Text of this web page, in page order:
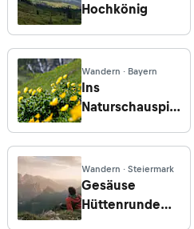
Hochkönig
Wandern · Bayern
Ins
Naturschauspiel
Wandern · Steiermark
Gesäuse
Hüttenrunde